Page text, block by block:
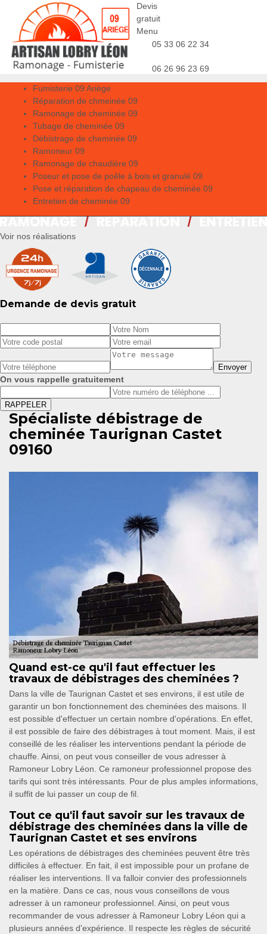
Devis
gratuit
Menu
05 33 06 22 34
06 26 96 23 69
Fumisterie 09 Ariège
Réparation de chmeinée 09
Ramonage de cheminée 09
Tubage de cheminée 09
Débistrage de cheminée 09
Ramoneur 09
Ramonage de chaudière 09
Poseur et pose de poêle à bois et granulé 09
Pose et réparation de chapeau de cheminée 09
Entretien de cheminée 09
Voir nos réalisations
Demande de devis gratuit
On vous rappelle gratuitement
Spécialiste débistrage de
cheminée Taurignan Castet
09160
Quand est-ce qu'il faut effectuer les
travaux de débistrages des cheminées ?
Dans la ville de Taurignan Castet et ses environs, il est utile de
garantir un bon fonctionnement des cheminées des maisons. Il
est possible d'effectuer un certain nombre d'opérations. En effet,
il est possible de faire des débistrages à tout moment. Mais, il est
conseillé de les réaliser les interventions pendant la période de
chauffe. Ainsi, on peut vous conseiller de vous adresser à
Ramoneur Lobry Léon. Ce ramoneur professionnel propose des
tarifs qui sont très intéressants. Pour de plus amples informations,
il suffit de lui passer un coup de fil.
Tout ce qu'il faut savoir sur les travaux de
débistrage des cheminées dans la ville de
Taurignan Castet et ses environs
Les opérations de débistrages des cheminées peuvent être très
difficiles à effectuer. En fait, il est impossible pour un profane de
réaliser les interventions. Il va falloir convier des professionnels
en la matière. Dans ce cas, nous vous conseillons de vous
adresser à un ramoneur professionnel. Ainsi, on peut vous
recommander de vous adresser à Ramoneur Lobry Léon qui a
plusieurs années d'expérience. Il respecte les règles de sécurité